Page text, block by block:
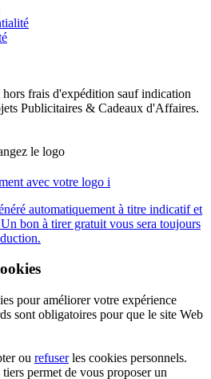
frais d'expédition sauf indication
Publicitaires & Cadeaux d'Affaires.
le logo
avec votre logo i
automatiquement à titre indicatif et
bon à tirer gratuit vous sera toujours
pour améliorer votre expérience
sont obligatoires pour que le site Web
ou refuserles cookies personnels.
permet de vous proposer un